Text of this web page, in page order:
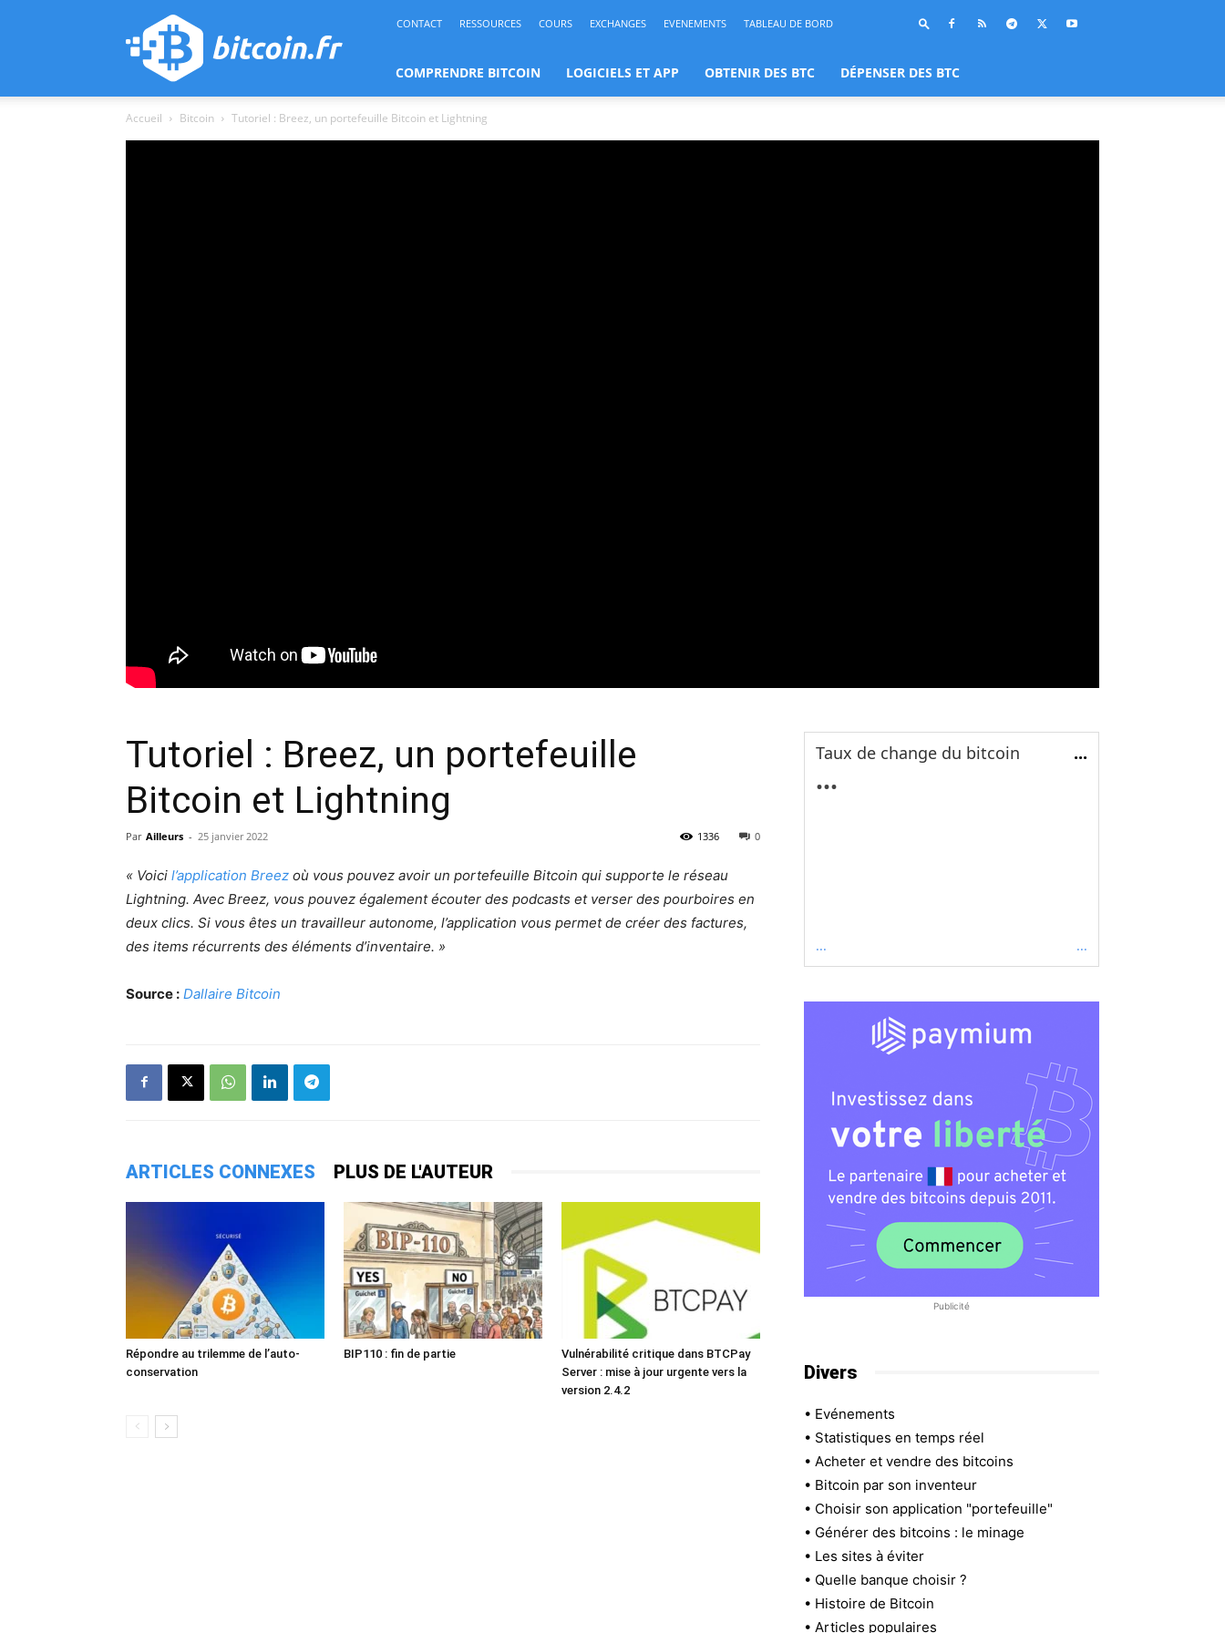
bitcoin.fr
CONTACT RESSOURCES COURS EXCHANGES EVENEMENTS TABLEAU DE BORD
COMPRENDRE BITCOIN LOGICIELS ET APP OBTENIR DES BTC DÉPENSER DES BTC
Accueil Bitcoin Tutoriel : Breez, un portefeuille Bitcoin et Lightning
Tutoriel : Breez, un portefeuille
Bitcoin et Lightning
Par Ailleurs - 25 janvier 2022 0
1336
« Voici l’application Breez où vous pouvez avoir un portefeuille Bitcoin qui supporte le réseau
Lightning. Avec Breez, vous pouvez également écouter des podcasts et verser des pourboires en
deux clics. Si vous êtes un travailleur autonome, l’application vous permet de créer des factures,
des items récurrents des éléments d’inventaire. »
Source : Dallaire Bitcoin
ARTICLES CONNEXES PLUS DE L'AUTEUR
Répondre au trilemme de l’auto-
conservation
BIP110 : fin de partie
Vulnérabilité critique dans BTCPay
Server : mise à jour urgente vers la
version 2.4.2
Taux de change du bitcoin ...
...
... ...
Publicité
Divers
• Evénements
• Statistiques en temps réel
• Acheter et vendre des bitcoins
• Bitcoin par son inventeur
• Choisir son application "portefeuille"
• Générer des bitcoins : le minage
• Les sites à éviter
• Quelle banque choisir ?
• Histoire de Bitcoin
• Articles populaires